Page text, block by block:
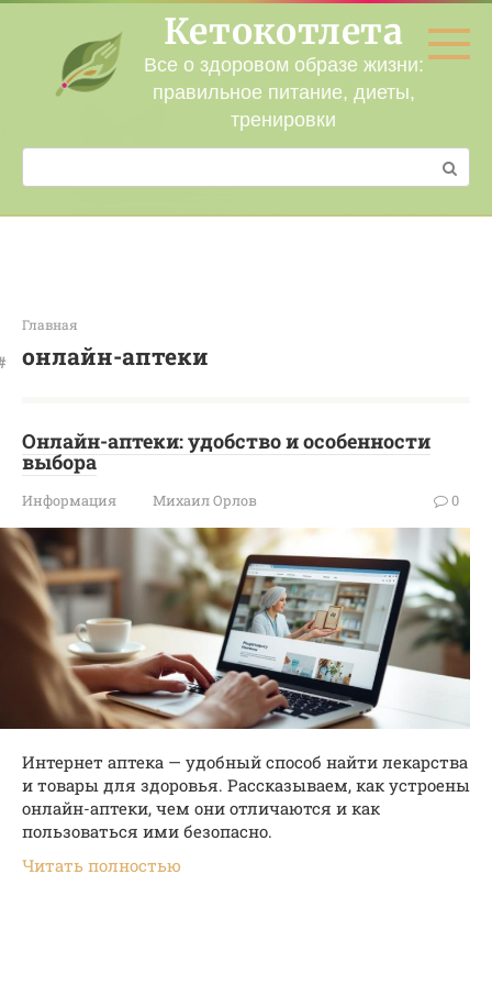
Перейти
контенту
Кетокотлета
Все о здоровом образе жизни:
правильное питание, диеты,
тренировки
Поиск:
Главная
онлайн-аптеки
Онлайн-аптеки: удобство и особенности
выбора
Информация Михаил Орлов 0
Интернет аптека — удобный способ найти лекарства
и товары для здоровья. Рассказываем, как устроены
онлайн-аптеки, чем они отличаются и как
пользоваться ими безопасно.
Читать полностью